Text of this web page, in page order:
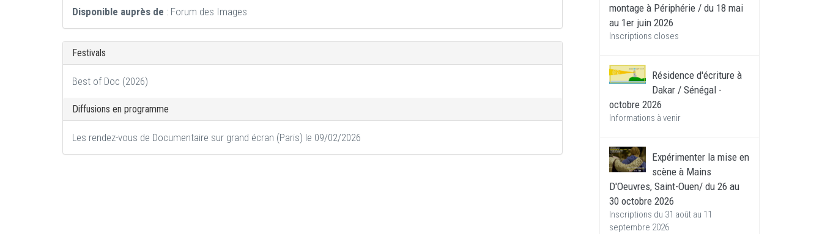
Disponible auprès de : Forum des Images
Festivals
Best of Doc (2026)
Diffusions en programme
Les rendez-vous de Documentaire sur grand écran (Paris) le 09/02/2026
montage à Périphérie / du 18 mai
au 1er juin 2026
Inscriptions closes
Résidence d'écriture à
Dakar / Sénégal -
octobre 2026
Informations à venir
Expérimenter la mise en
scène à Mains
D'Oeuvres, Saint-Ouen/ du 26 au
30 octobre 2026
Inscriptions du 31 août au 11
septembre 2026